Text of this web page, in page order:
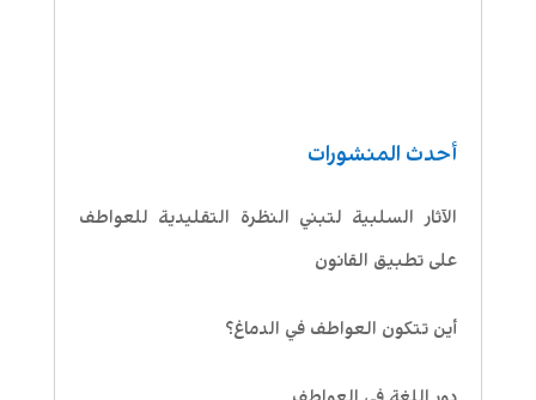
أحدث المنشورات
الآثار السلبية لتبني النظرة التقليدية للعواطف
على تطبيق القانون
أين تتكون العواطف في الدماغ؟